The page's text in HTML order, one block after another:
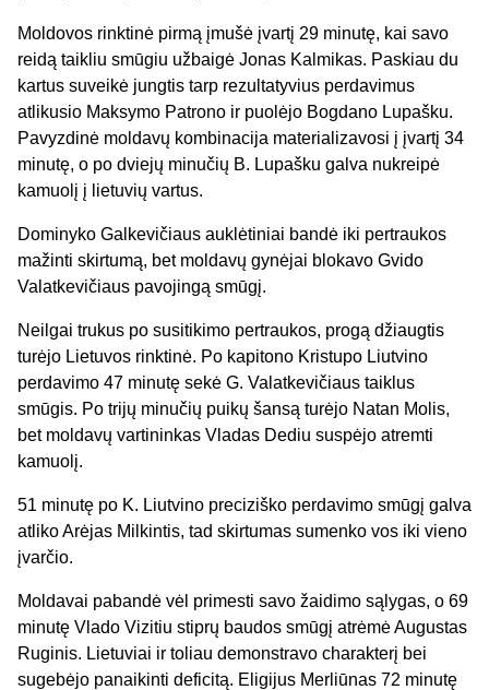
Moldovos rinktinė pirmą įmušė įvartį 29 minutę, kai savo
reidą taikliu smūgiu užbaigė Jonas Kalmikas. Paskiau du
kartus suveikė jungtis tarp rezultatyvius perdavimus
atlikusio Maksymo Patrono ir puolėjo Bogdano Lupašku.
Pavyzdinė moldavų kombinacija materializavosi į įvartį 34
minutę, o po dviejų minučių B. Lupašku galva nukreipė
kamuolį į lietuvių vartus.
Dominyko Galkevičiaus auklėtiniai bandė iki pertraukos
mažinti skirtumą, bet moldavų gynėjai blokavo Gvido
Valatkevičiaus pavojingą smūgį.
Neilgai trukus po susitikimo pertraukos, progą džiaugtis
turėjo Lietuvos rinktinė. Po kapitono Kristupo Liutvino
perdavimo 47 minutę sekė G. Valatkevičiaus taiklus
smūgis. Po trijų minučių puikų šansą turėjo Natan Molis,
bet moldavų vartininkas Vladas Dediu suspėjo atremti
kamuolį.
51 minutę po K. Liutvino preciziško perdavimo smūgį galva
atliko Arėjas Milkintis, tad skirtumas sumenko vos iki vieno
įvarčio.
Moldavai pabandė vėl primesti savo žaidimo sąlygas, o 69
minutę Vlado Vizitiu stiprų baudos smūgį atrėmė Augustas
Ruginis. Lietuviai ir toliau demonstravo charakterį bei
sugebėjo panaikinti deficitą. Eligijus Merliūnas 72 minutę